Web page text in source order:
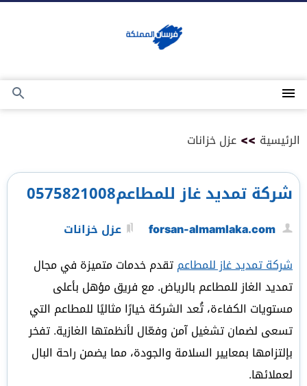
القائمة
بحث
الرئيسية >> عزل خزانات
شركة تمديد غاز للمطاعم0575821008
forsan-almamlaka.com
عزل خزانات
شركة تمديد غاز للمطاعمتقدم خدمات متميزة في مجال
تمديد الغاز للمطاعم بالرياض. مع فريق مؤهل بأعلى
مستويات الكفاءة، تُعد الشركة خيارًا مثاليًا للمطاعم التي
تسعى لضمان تشغيل آمن وفعّال لأنظمتها الغازية. تفخر
بإلتزامها بمعايير السلامة والجودة، مما يضمن راحة البال
لعملائها.